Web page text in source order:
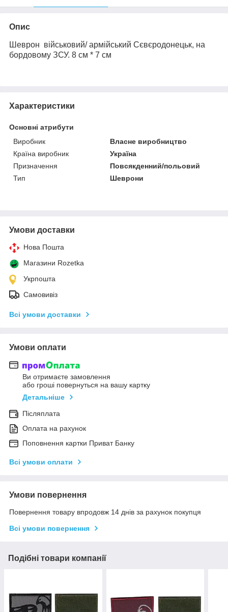
Опис
Шеврон військовий/ армійський Сєвєродонецьк, на
бордовому ЗСУ. 8 см * 7 см
Характеристики
Основні атрибути
Виробник
Власне виробництво
Країна виробник
Україна
Призначення
Повсякденний/польовий
Тип
Шеврони
Умови доставки
Нова Пошта
Магазини Rozetka
Укрпошта
Самовивіз
Всі умови доставки
Умови оплати
Ви отримаєте замовлення
або гроші повернуться на вашу картку
Детальніше
Післяплата
Оплата на рахунок
Поповнення картки Приват Банку
Всі умови оплати
Умови повернення
Повернення товару впродовж 14 днів за рахунок покупця
Всі умови повернення
Подібні товари компанії